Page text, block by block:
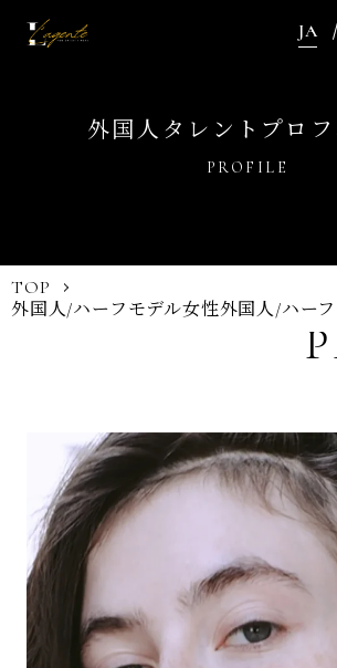
JA
外国人タレントプロ
PROFILE
TOP
外国人/ハーフモデル女性外国人/ハー